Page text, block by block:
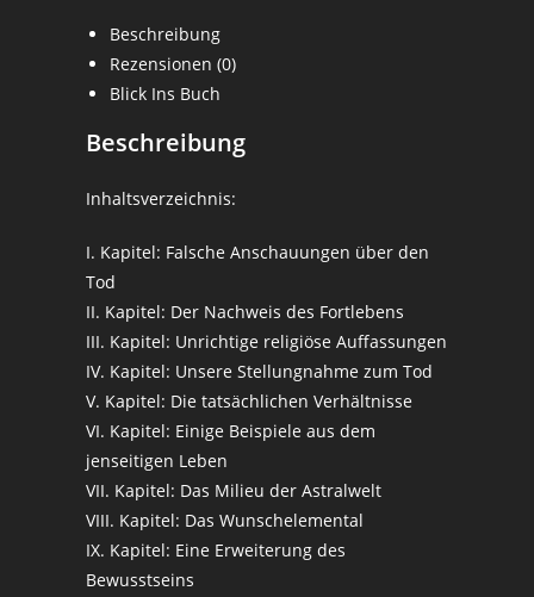
Webster
Leadbeater
Menge
Beschreibung
Rezensionen (0)
Blick Ins Buch
Beschreibung
Inhaltsverzeichnis:
I. Kapitel: Falsche Anschauungen über den
Tod
II. Kapitel: Der Nachweis des Fortlebens
III. Kapitel: Unrichtige religiöse Auffassungen
IV. Kapitel: Unsere Stellungnahme zum Tod
V. Kapitel: Die tatsächlichen Verhältnisse
VI. Kapitel: Einige Beispiele aus dem
jenseitigen Leben
VII. Kapitel: Das Milieu der Astralwelt
VIII. Kapitel: Das Wunschelemental
IX. Kapitel: Eine Erweiterung des
Bewusstseins